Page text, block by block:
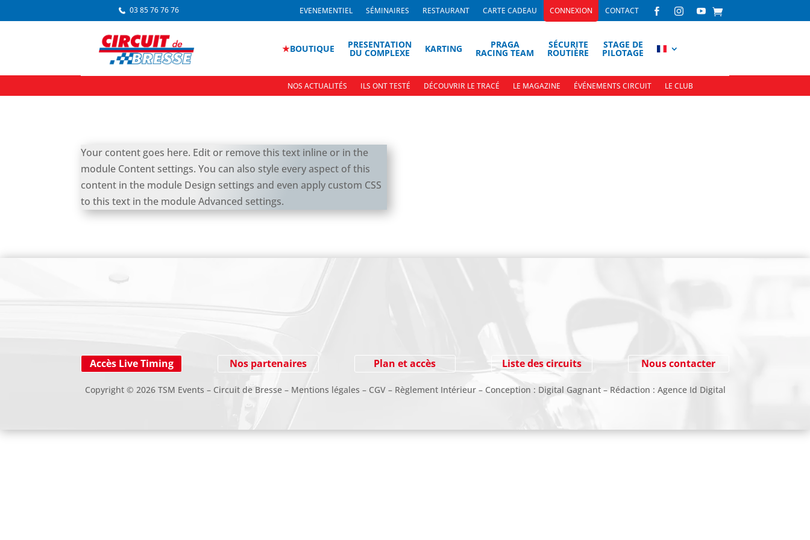
03 85 76 76 76 EVENEMENTIEL SÉMINAIRES RESTAURANT CARTE CADEAU CONNEXION CONTACT   
★BOUTIQUE PRESENTATION
DU COMPLEXE KARTING PRAGA
RACING TEAM
SÉCURITE
ROUTIÈRE
STAGE DE
PILOTAGE
NOS ACTUALITÉS ILS ONT TESTÉ DÉCOUVRIR LE TRACÉ LE MAGAZINE ÉVÉNEMENTS CIRCUIT LE CLUB
Your content goes here. Edit or remove this text inline or in the
module Content settings. You can also style every aspect of this
content in the module Design settings and even apply custom CSS
to this text in the module Advanced settings.
Accès Live Timing Nos partenaires Plan et accès Liste des circuits Nous contacter
Copyright © 2026 TSM Events – Circuit de Bresse – Mentions légales – CGV– Règlement Intérieur– Conception : Digital Gagnant– Rédaction : Agence Id Digital